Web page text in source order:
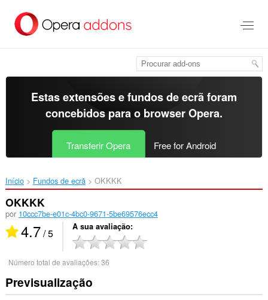
para
Estas extensões e fundos de ecrã foram
concebidos para o browser Opera.
Transferir Opera Free for Android
Início Fundos de ecrã OKKKK‎
OKKKK
por 10ccc7be-e01c-4bc0-9671-5be69576ecc4
4.7/ 5 A sua avaliação
Número total de avaliações:36
Previsualização